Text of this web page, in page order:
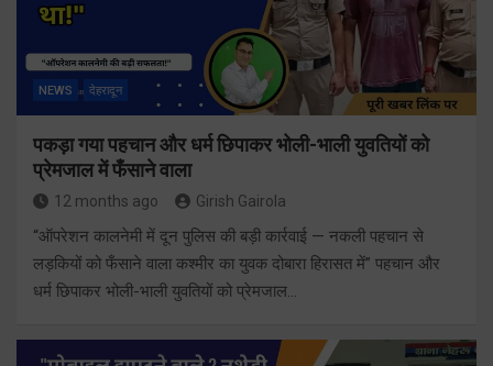
NEWS देहरादून
पकड़ा गया पहचान और धर्म छिपाकर भोली-भाली युवतियों को
प्रेमजाल में फँसाने वाला
12 months ago Girish Gairola
“ऑपरेशन कालनेमी में दून पुलिस की बड़ी कार्रवाई — नकली पहचान से
लड़कियों को फँसाने वाला कश्मीर का युवक दोबारा हिरासत में” पहचान और
धर्म छिपाकर भोली-भाली युवतियों को प्रेमजाल…